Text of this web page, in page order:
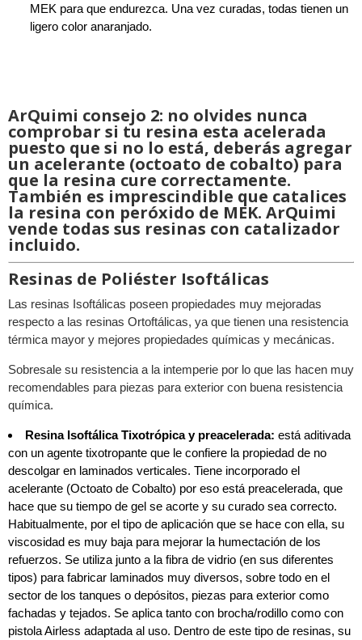
MEK para que endurezca. Una vez curadas, todas tienen un
ligero color anaranjado.
ArQuimi consejo 2: no olvides nunca
comprobar si tu resina esta acelerada
puesto que si no lo está, deberás agregar
un acelerante (octoato de cobalto) para
que la resina cure correctamente.
También es imprescindible que catalices
la resina con peróxido de MEK. ArQuimi
vende todas sus resinas con catalizador
incluido.
Resinas de Poliéster Isoftálicas
Las resinas Isoftálicas poseen propiedades muy mejoradas
respecto a las resinas Ortoftálicas, ya que tienen una resistencia
térmica mayor y mejores propiedades químicas y mecánicas.
Sobresale su resistencia a la intemperie por lo que las hacen muy
recomendables para piezas para exterior con buena resistencia
química.
Resina Isoftálica Tixotrópica y preacelerada: está aditivada
con un agente tixotropante que le confiere la propiedad de no
descolgar en laminados verticales. Tiene incorporado el
acelerante (Octoato de Cobalto) por eso está preacelerada, que
hace que su tiempo de gel se acorte y su curado sea correcto.
Habitualmente, por el tipo de aplicación que se hace con ella, su
viscosidad es muy baja para mejorar la humectación de los
refuerzos. Se utiliza junto a la fibra de vidrio (en sus diferentes
tipos) para fabricar laminados muy diversos, sobre todo en el
sector de los tanques o depósitos, piezas para exterior como
fachadas y tejados. Se aplica tanto con brocha/rodillo como con
pistola Airless adaptada al uso. Dentro de este tipo de resinas, su